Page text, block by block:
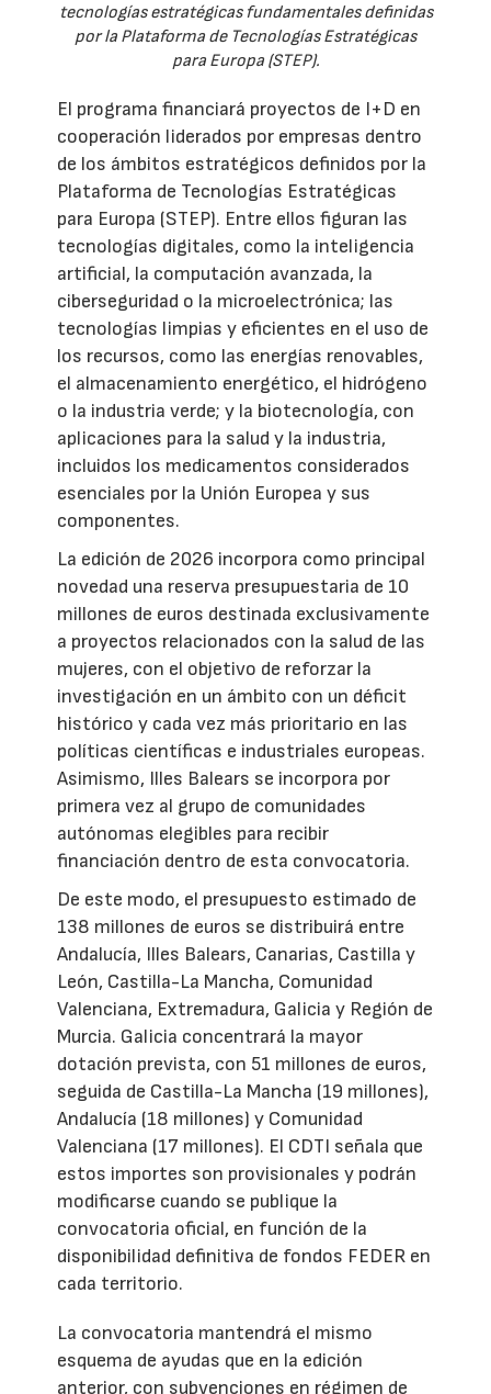
tecnologías estratégicas fundamentales definidas
por la Plataforma de Tecnologías Estratégicas
para Europa (STEP).
El programa financiará proyectos de I+D en
cooperación liderados por empresas dentro
de los ámbitos estratégicos definidos por la
Plataforma de Tecnologías Estratégicas
para Europa (STEP). Entre ellos figuran las
tecnologías digitales, como la inteligencia
artificial, la computación avanzada, la
ciberseguridad o la microelectrónica; las
tecnologías limpias y eficientes en el uso de
los recursos, como las energías renovables,
el almacenamiento energético, el hidrógeno
o la industria verde; y la biotecnología, con
aplicaciones para la salud y la industria,
incluidos los medicamentos considerados
esenciales por la Unión Europea y sus
componentes.
La edición de 2026 incorpora como principal
novedad una reserva presupuestaria de 10
millones de euros destinada exclusivamente
a proyectos relacionados con la salud de las
mujeres, con el objetivo de reforzar la
investigación en un ámbito con un déficit
histórico y cada vez más prioritario en las
políticas científicas e industriales europeas.
Asimismo, Illes Balears se incorpora por
primera vez al grupo de comunidades
autónomas elegibles para recibir
financiación dentro de esta convocatoria.
De este modo, el presupuesto estimado de
138 millones de euros se distribuirá entre
Andalucía, Illes Balears, Canarias, Castilla y
León, Castilla-La Mancha, Comunidad
Valenciana, Extremadura, Galicia y Región de
Murcia. Galicia concentrará la mayor
dotación prevista, con 51 millones de euros,
seguida de Castilla-La Mancha (19 millones),
Andalucía (18 millones) y Comunidad
Valenciana (17 millones). El CDTI señala que
estos importes son provisionales y podrán
modificarse cuando se publique la
convocatoria oficial, en función de la
disponibilidad definitiva de fondos FEDER en
cada territorio.
La convocatoria mantendrá el mismo
esquema de ayudas que en la edición
anterior, con subvenciones en régimen de